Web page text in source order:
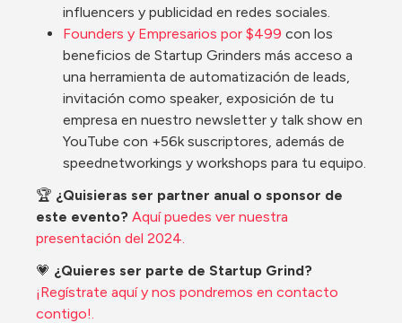
influencers y publicidad en redes sociales.
Founders y Empresarios por $499 con los
beneficios de Startup Grinders más acceso a
una herramienta de automatización de leads,
invitación como speaker, exposición de tu
empresa en nuestro newsletter y talk show en
YouTube con +56k suscriptores, además de
speednetworkings y workshops para tu equipo.
🏆 ¿Quisieras ser partner anual o sponsor de
este evento? Aquí puedes ver nuestra
presentación del 2024.
💗 ¿Quieres ser parte de Startup Grind?
¡Regístrate aquí y nos pondremos en contacto
contigo!.